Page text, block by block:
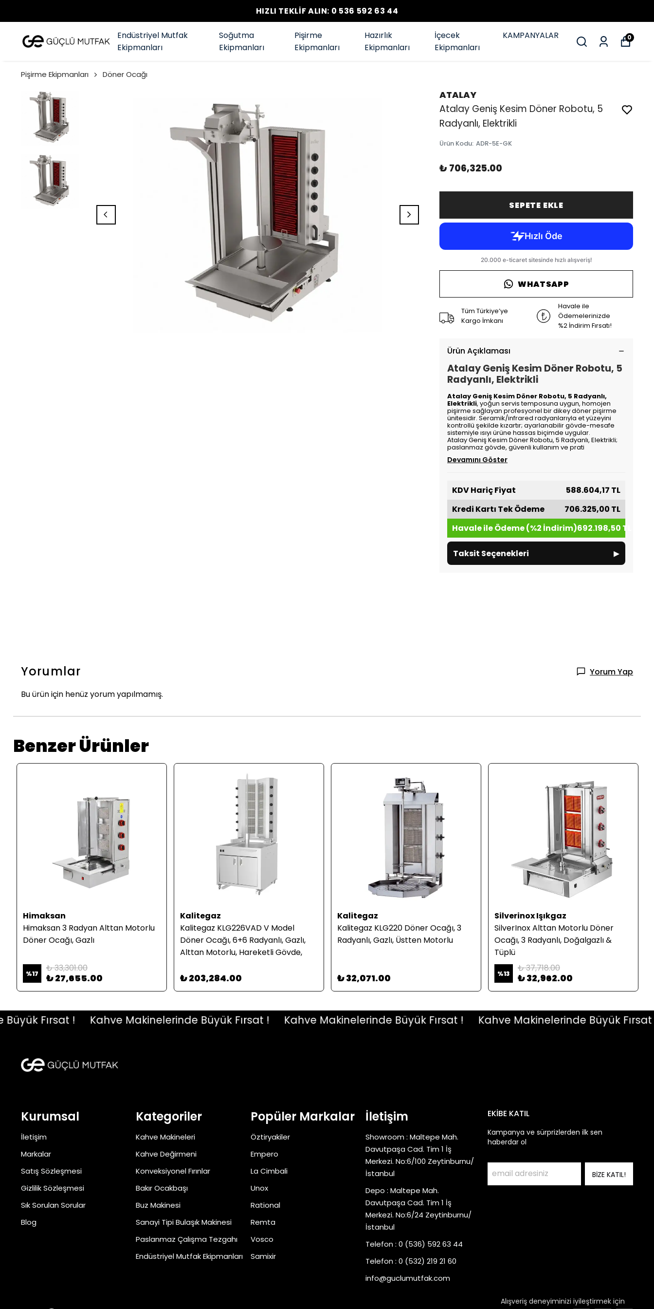
HIZLI TEKLİF ALIN: 0 536 592 63 44
Endüstriyel Mutfak
Ekipmanları
Soğutma
Ekipmanları
Pişirme
Ekipmanları
Hazırlık
Ekipmanları
İçecek
Ekipmanları
KAMPANYALAR 0
Alışveriş deneyiminizi iyileştirmek için
Pişirme Ekipmanları Döner Ocağı
ATALAY
Atalay Geniş Kesim Döner Robotu, 5
Radyanlı, Elektrikli
Ürün Kodu: ADR-5E-GK
₺ 706,325.00
SEPETE EKLE
WHATSAPP
Tüm Türkiye’ye
Kargo İmkanı
Havale ile
Ödemelerinizde
%2 İndirim Fırsatı!
Ürün Açıklaması
Atalay Geniş Kesim Döner Robotu, 5
Radyanlı, Elektrikli
Atalay Geniş Kesim Döner Robotu, 5 Radyanlı,
Elektrikli, yoğun servis temposuna uygun, homojen
pişirme sağlayan profesyonel bir dikey döner pişirme
ünitesidir. Seramik/infrared radyanlarıyla et yüzeyini
kontrollü şekilde kızartır; ayarlanabilir gövde-mesafe
sistemiyle ısıyı ürüne hassas biçimde uygular.
Atalay Geniş Kesim Döner Robotu, 5 Radyanlı, Elektrikli;
paslanmaz gövde, güvenli kullanım ve prati
Devamını Göster
KDV Hariç Fiyat
588.604,17 TL
Kredi Kartı Tek Ödeme
706.325,00 TL
Havale ile Ödeme (%2 İndirim)692.198,50 TL
Taksit Seçenekleri ▸
Yorumlar Yorum Yap
Bu ürün için henüz yorum yapılmamış.
Benzer Ürünler
Himaksan
Himaksan 3 Radyan Alttan Motorlu
Döner Ocağı, Gazlı
%17 ₺ 33,301.00
₺ 27,655.00
Kalitegaz
Kalitegaz KLG226VAD V Model
Döner Ocağı, 6+6 Radyanlı, Gazlı,
Alttan Motorlu, Hareketli Gövde,
₺ 203,284.00
Kalitegaz
Kalitegaz KLG220 Döner Ocağı, 3
Radyanlı, Gazlı, Üstten Motorlu
₺ 32,071.00
Silverinox Işıkgaz
SilverInox Alttan Motorlu Döner
Ocağı, 3 Radyanlı, Doğalgazlı &
Tüplü
%13 ₺ 37,718.00
₺ 32,962.00
Fırsat ! Kahve Makinelerinde Büyük Fırsat ! Kahve Makinelerinde Büyük Fırsat ! Kahve Makinelerinde Büyük Fırsat !
Kurumsal
İletişim
Markalar
Satış Sözleşmesi
Gizlilik Sözleşmesi
Sık Sorulan Sorular
Blog
Kategoriler
Kahve Makineleri
Kahve Değirmeni
Konveksiyonel Fırınlar
Bakır Ocakbaşı
Buz Makinesi
Sanayi Tipi Bulaşık Makinesi
Paslanmaz Çalışma Tezgahı
Endüstriyel Mutfak Ekipmanları
Popüler Markalar
Öztiryakiler
Empero
La Cimbali
Unox
Rational
Remta
Vosco
Samixir
İletişim
Showroom : Maltepe Mah.
Davutpaşa Cad. Tim 1 İş
Merkezi. No:6/100 Zeytinburnu/
İstanbul
Depo : Maltepe Mah.
Davutpaşa Cad. Tim 1 İş
Merkezi. No:6/24 Zeytinburnu/
İstanbul
Telefon : 0 (536) 592 63 44
Telefon : 0 (532) 219 21 60
info@guclumutfak.com
EKİBE KATIL
Kampanya ve sürprizlerden ilk sen
haberdar ol
BİZE KATIL!